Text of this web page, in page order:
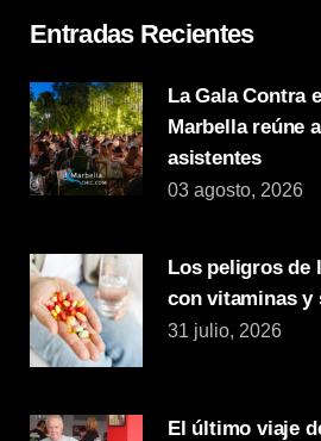
Entradas Recientes
La Gala Contra
Marbella reúne
asistentes
03 agosto, 2026
Los peligros de
con vitaminas y
31 julio, 2026
El último viaje